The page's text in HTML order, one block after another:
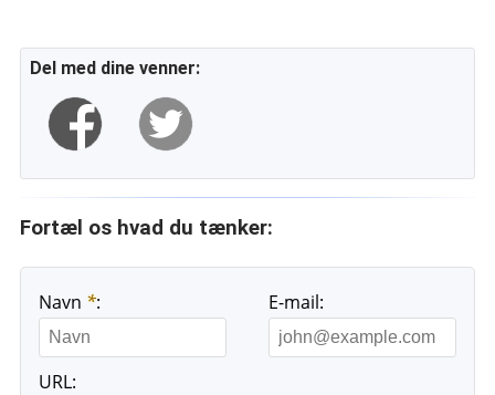
Del med dine venner:
Fortæl os hvad du tænker:
Navn *: E-mail:
URL: